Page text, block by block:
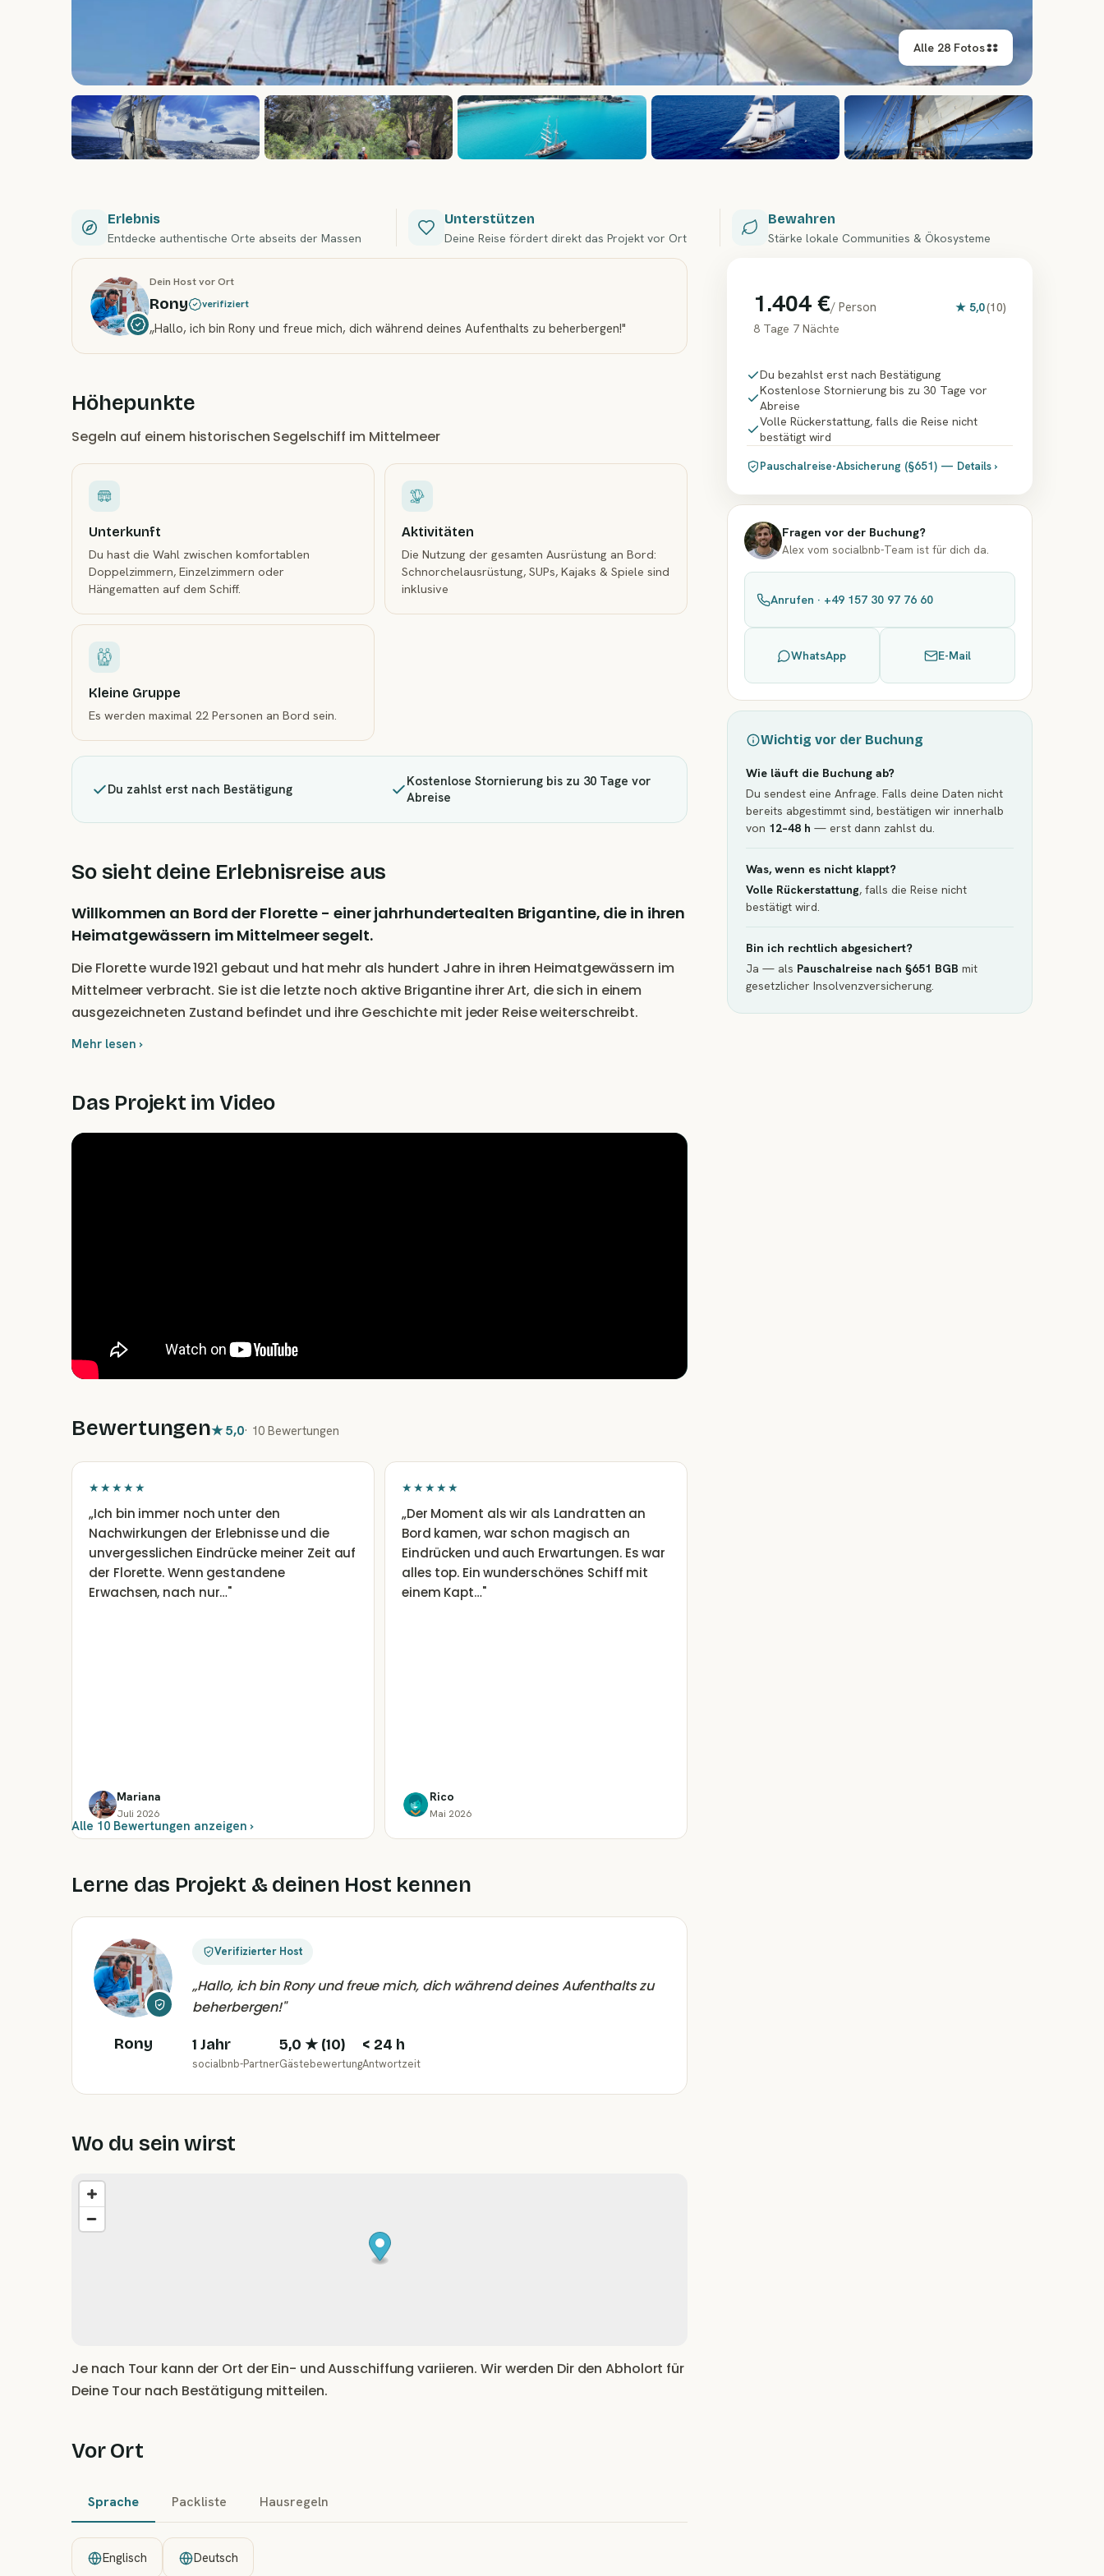
Alle 28 Fotos
Erlebnis
Entdecke authentische Orte abseits der Massen
Unterstützen
Deine Reise fördert direkt das Projekt vor Ort
Bewahren
Stärke lokale Communities & Ökosysteme
Dein Host vor Ort
Rony verifiziert
„Hallo, ich bin Rony und freue mich, dich während deines Aufenthalts zu beherbergen!"
Höhepunkte
Segeln auf einem historischen Segelschiff im Mittelmeer
Unterkunft
Du hast die Wahl zwischen komfortablen
Doppelzimmern, Einzelzimmern oder
Hängematten auf dem Schiff.
Aktivitäten
Die Nutzung der gesamten Ausrüstung an Bord:
Schnorchelausrüstung, SUPs, Kajaks & Spiele sind
inklusive
Kleine Gruppe
Es werden maximal 22 Personen an Bord sein.
Du zahlst erst nach Bestätigung
Kostenlose Stornierung bis zu 30 Tage vor
Abreise
So sieht deine Erlebnisreise aus
Willkommen an Bord der Florette - einer jahrhundertealten Brigantine, die in ihren
Heimatgewässern im Mittelmeer segelt.
Die Florette wurde 1921 gebaut und hat mehr als hundert Jahre in ihren Heimatgewässern im
Mittelmeer verbracht. Sie ist die letzte noch aktive Brigantine ihrer Art, die sich in einem
ausgezeichneten Zustand befindet und ihre Geschichte mit jeder Reise weiterschreibt.
Mehr lesen ›
Das Projekt im Video
Bewertungen★5,0· 10 Bewertungen
★★★★★
„Ich bin immer noch unter den
Nachwirkungen der Erlebnisse und die
unvergesslichen Eindrücke meiner Zeit auf
der Florette. Wenn gestandene
Erwachsen, nach nur…"
Mariana
Juli 2026
★★★★★
„Der Moment als wir als Landratten an
Bord kamen, war schon magisch an
Eindrücken und auch Erwartungen. Es war
alles top. Ein wunderschönes Schiff mit
einem Kapt…"
Rico
Mai 2026
Alle 10 Bewertungen anzeigen ›
Lerne das Projekt & deinen Host kennen
Rony
Verifizierter Host
„Hallo, ich bin Rony und freue mich, dich während deines Aufenthalts zu
beherbergen!"
1 Jahr
socialbnb-Partner
5,0 ★ (10)
Gästebewertung
< 24 h
Antwortzeit
Wo du sein wirst
Je nach Tour kann der Ort der Ein- und Ausschiffung variieren. Wir werden Dir den Abholort für
Deine Tour nach Bestätigung mitteilen.
Vor Ort
Sprache Packliste Hausregeln
Englisch Deutsch
1.404 €/ Person ★ 5,0(10)
8 Tage 7 Nächte
Du bezahlst erst nach Bestätigung
Kostenlose Stornierung bis zu 30 Tage vor
Abreise
Volle Rückerstattung, falls die Reise nicht
bestätigt wird
Pauschalreise-Absicherung (§651) — Details ›
Fragen vor der Buchung?
Alex vom socialbnb-Team ist für dich da.
Anrufen · +49 157 30 97 76 60
WhatsApp E-Mail
Wichtig vor der Buchung
Wie läuft die Buchung ab?
Du sendest eine Anfrage. Falls deine Daten nicht
bereits abgestimmt sind, bestätigen wir innerhalb
von 12–48 h — erst dann zahlst du.
Was, wenn es nicht klappt?
Volle Rückerstattung, falls die Reise nicht
bestätigt wird.
Bin ich rechtlich abgesichert?
Ja — als Pauschalreise nach §651 BGB mit
gesetzlicher Insolvenzversicherung.